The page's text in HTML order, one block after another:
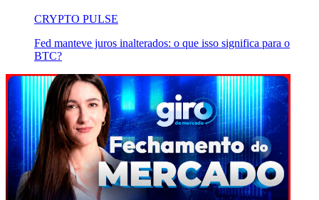
CRYPTO PULSE
Fed manteve juros inalterados: o que isso significa para o
BTC?